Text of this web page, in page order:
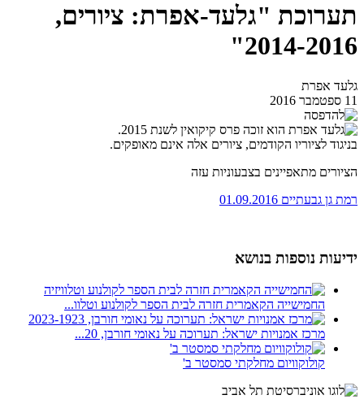
תערוכת "גלעד-אפרת: ציורים,
2014-2016"
גלעד אפרת
11 ספטמבר 2016
בניגוד לציוריו הקודמים, ציורים אלה אינם מאופקים.
הציורים מתאפיינים בצבעוניות עזה
רמת גן גבעתיים 01.09.2016
ידיעות נוספות בנושא
החמישייה הקאמרית חזרה לבית הספר לקולנוע וטלוו...
מרכז אמנויות ישראל: תערוכה על נאומי חורבן, 20...
קולוקוויום מחלקתי סמסטר ב'